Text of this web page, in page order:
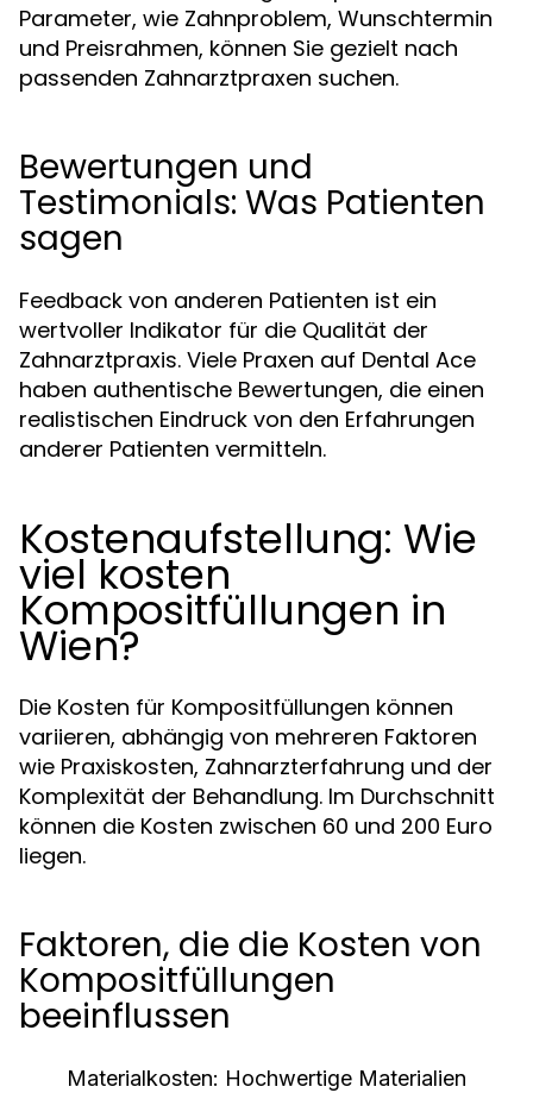
Parameter, wie Zahnproblem, Wunschtermin
und Preisrahmen, können Sie gezielt nach
passenden Zahnarztpraxen suchen.
Bewertungen und
Testimonials: Was Patienten
sagen
Feedback von anderen Patienten ist ein
wertvoller Indikator für die Qualität der
Zahnarztpraxis. Viele Praxen auf Dental Ace
haben authentische Bewertungen, die einen
realistischen Eindruck von den Erfahrungen
anderer Patienten vermitteln.
Kostenaufstellung: Wie
viel kosten
Kompositfüllungen in
Wien?
Die Kosten für Kompositfüllungen können
variieren, abhängig von mehreren Faktoren
wie Praxiskosten, Zahnarzterfahrung und der
Komplexität der Behandlung. Im Durchschnitt
können die Kosten zwischen 60 und 200 Euro
liegen.
Faktoren, die die Kosten von
Kompositfüllungen
beeinflussen
Materialkosten: Hochwertige Materialien